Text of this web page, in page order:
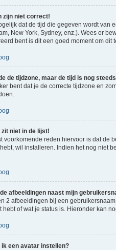
zijn niet correct!
dat de tijd die gegeven wordt van
New York, Sydney, enz.). Wees er
bent is dit een goed moment om dit
de tijdzone, maar de tijd is nog
bent dat je de correcte tijdzone en
zit niet in de lijst!
voorkomende reden hiervoor is dat de
wil installeren. Indien het nog niet
afbeeldingen naast mijn
2 afbeeldingen bij een
hebt of wat je status is. Hieronder kan
ik een avatar instellen?